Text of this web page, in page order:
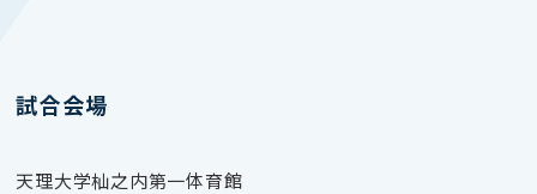
試合会場
天理大学杣之内第一体育館